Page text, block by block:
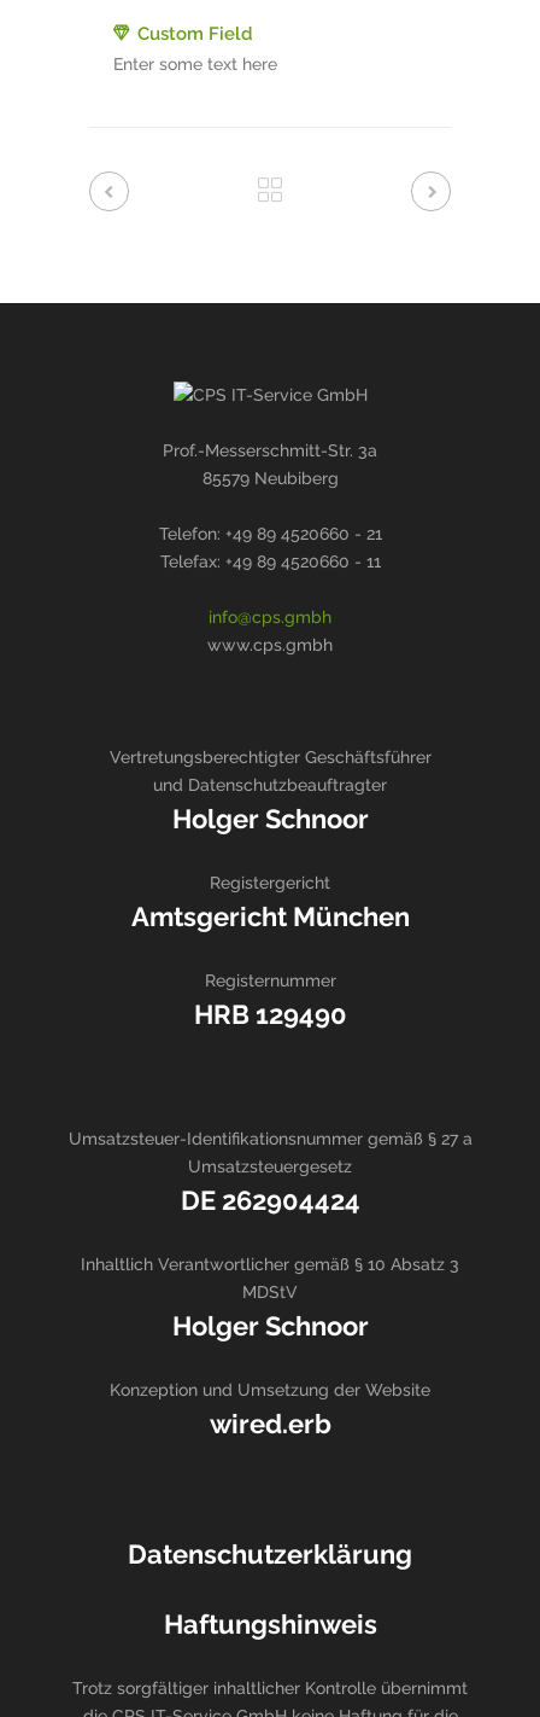
Custom Field
Enter some text here
Prof.-Messerschmitt-Str. 3a
85579 Neubiberg
Telefon: +49 89 4520660 - 21
Telefax: +49 89 4520660 - 11
info@cps.gmbh
www.cps.gmbh
Vertretungsberechtigter Geschäftsführer
und Datenschutzbeauftragter
Holger Schnoor
Registergericht
Amtsgericht München
Registernummer
HRB 129490
Umsatzsteuer-Identifikationsnummer gemäß § 27 a
Umsatzsteuergesetz
DE 262904424
Inhaltlich Verantwortlicher gemäß § 10 Absatz 3
MDStV
Holger Schnoor
Konzeption und Umsetzung der Website
wired.erb
Datenschutzerklärung
Haftungshinweis
Trotz sorgfältiger inhaltlicher Kontrolle übernimmt